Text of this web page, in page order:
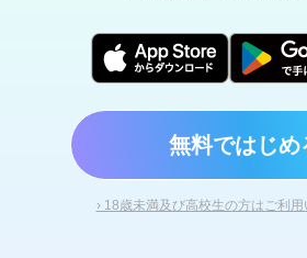
無料ではじめ
› 18歳未満及び高校生の方はご利